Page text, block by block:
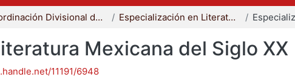
Coordinación Divisional de Posgrado Especialización en Literatura Mexicana del Siglo XX
Mexicana del Siglo XX
11191/6948